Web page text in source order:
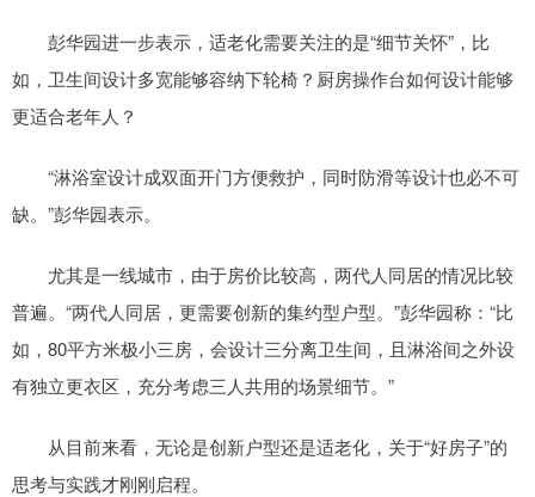
彭华园进一步表示，适老化需要关注的是“细节关怀”，比
如，卫生间设计多宽能够容纳下轮椅？厨房操作台如何设计能够
更适合老年人？
“淋浴室设计成双面开门方便救护，同时防滑等设计也必不可
缺。”彭华园表示。
尤其是一线城市，由于房价比较高，两代人同居的情况比较
普遍。“两代人同居，更需要创新的集约型户型。”彭华园称：“比
如，80平方米极小三房，会设计三分离卫生间，且淋浴间之外设
有独立更衣区，充分考虑三人共用的场景细节。”
从目前来看，无论是创新户型还是适老化，关于“好房子”的
思考与实践才刚刚启程。